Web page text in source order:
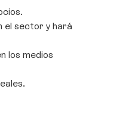
el sector y hará
los medios